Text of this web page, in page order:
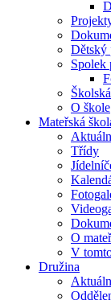
Dětský
Spolek
O škole
Mateřská
Třídy
O
V
Družina